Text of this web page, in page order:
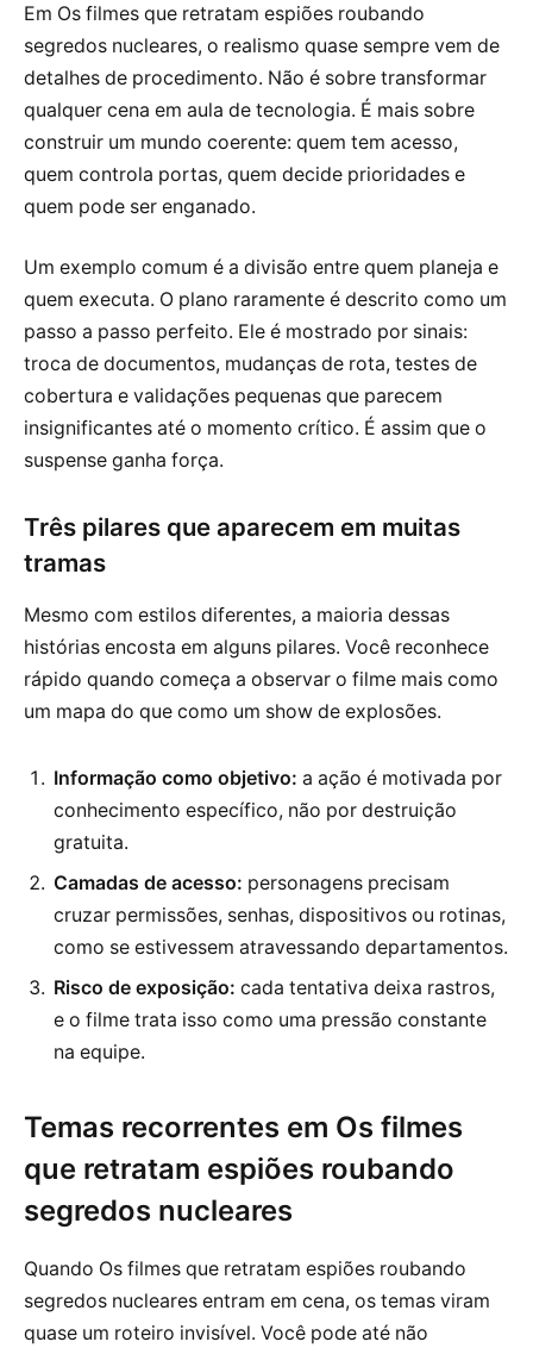
Em Os filmes que retratam espiões roubando
segredos nucleares, o realismo quase sempre vem de
detalhes de procedimento. Não é sobre transformar
qualquer cena em aula de tecnologia. É mais sobre
construir um mundo coerente: quem tem acesso,
quem controla portas, quem decide prioridades e
quem pode ser enganado.
Um exemplo comum é a divisão entre quem planeja e
quem executa. O plano raramente é descrito como um
passo a passo perfeito. Ele é mostrado por sinais:
troca de documentos, mudanças de rota, testes de
cobertura e validações pequenas que parecem
insignificantes até o momento crítico. É assim que o
suspense ganha força.
Três pilares que aparecem em muitas
tramas
Mesmo com estilos diferentes, a maioria dessas
histórias encosta em alguns pilares. Você reconhece
rápido quando começa a observar o filme mais como
um mapa do que como um show de explosões.
Informação como objetivo: a ação é motivada por
conhecimento específico, não por destruição
gratuita.
Camadas de acesso: personagens precisam
cruzar permissões, senhas, dispositivos ou rotinas,
como se estivessem atravessando departamentos.
Risco de exposição: cada tentativa deixa rastros,
e o filme trata isso como uma pressão constante
na equipe.
Temas recorrentes em Os filmes
que retratam espiões roubando
segredos nucleares
Quando Os filmes que retratam espiões roubando
segredos nucleares entram em cena, os temas viram
quase um roteiro invisível. Você pode até não